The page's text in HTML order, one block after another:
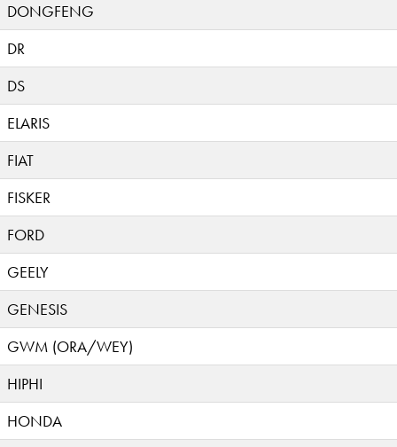
DONGFENG
DR
DS
ELARIS
FIAT
FISKER
FORD
GEELY
GENESIS
GWM (ORA/WEY)
HIPHI
HONDA